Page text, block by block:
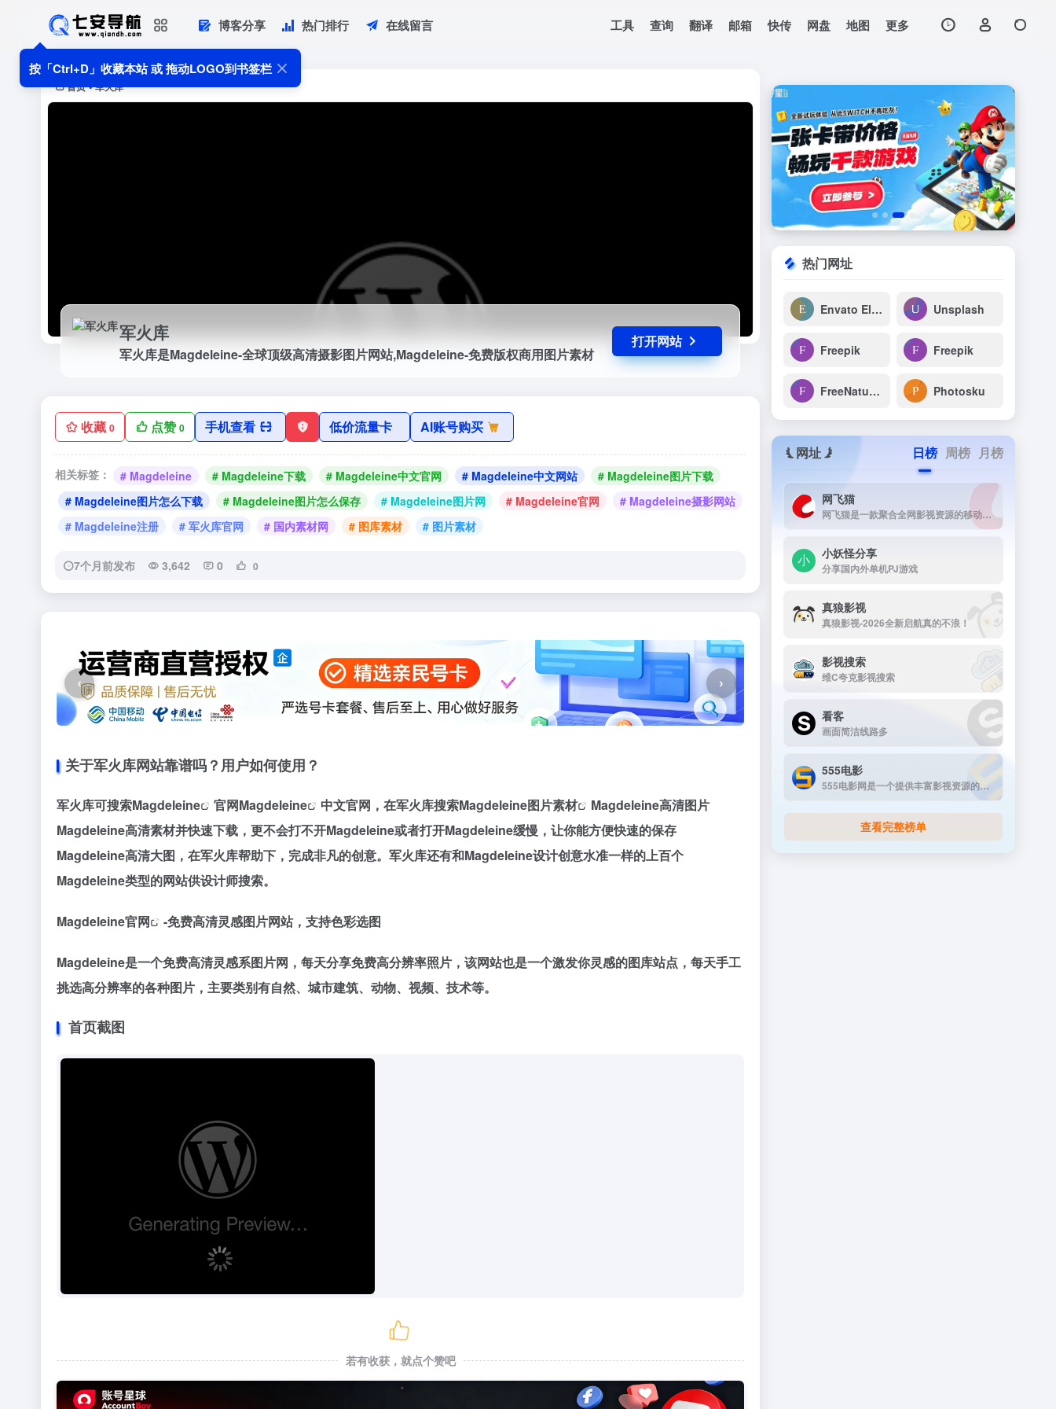
按「Ctrl+D」收藏本站 或 拖动LOGO到书签栏
博客分享 热门排行 在线留言 工具 查询 翻译 邮箱 快传 网盘 地图 更多
首页 • 军火库
军火库
军火库是Magdeleine-全球顶级高清摄影图片网站,Magdeleine-免费版权商用图片素材
打开网站
收藏 0 点赞0 手机查看 低价流量卡 AI账号购买
相关标签： # Magdeleine # Magdeleine下载 # Magdeleine中文官网 # Magdeleine中文网站
# Magdeleine图片下载
# Magdeleine图片怎么下载
# Magdeleine图片怎么保存 # Magdeleine图片网 # Magdeleine官网
# Magdeleine摄影网站
# Magdeleine注册
# 军火库官网 # 国内素材网 # 图库素材 # 图片素材
7个月前发布 3,642 0 0
军火库
军火库是Magdeleine-全球顶级高清摄影图片网站,Magdeleine-免费版权商用图片素材
‹ ›
关于军火库网站靠谱吗？用户如何使用？
军火库可搜索Magdeleine 官网Magdeleine 中文官网，在军火库搜索Magdeleine图片素材
Magdeleine高清图片
Magdeleine高清素材并快速下载，更不会打不开Magdeleine或者打开Magdeleine缓慢，让你能方便快速的保存
Magdeleine高清大图，在军火库帮助下，完成非凡的创意。军火库还有和Magdeleine设计创意水准一样的上百个
Magdeleine类型的网站供设计师搜索。
Magdeleine官网 -免费高清灵感图片网站，支持色彩选图
Magdeleine是一个免费高清灵感系图片网，每天分享免费高分辨率照片，该网站也是一个激发你灵感的图库站点，每天手工
挑选高分辨率的各种图片，主要类别有自然、城市建筑、动物、视频、技术等。
首页截图
若有收获，就点个赞吧
热门网址
Envato Elements Unsplash
Freepik Freepik
FreeNatureStock Photosku
网址 日榜 周榜 月榜
网飞猫
网飞猫是一款聚合全网影视资源的移动端播放应用，主打免费、高画...
小妖怪分享
分享国内外单机PJ游戏
真狼影视
真狼影视-2026全新启航真的不浪！
影视搜索
维C夸克影视搜索
看客
画面简洁线路多
555电影
555电影网是一个提供丰富影视资源的在线观看平台，致力于为用户提供高清、无广告的观影体验。该网站涵盖多种类型的影视内容，包括电影、电视剧、动漫、综艺等，满足不同观众的需求。
查看完整榜单